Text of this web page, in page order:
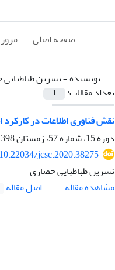
صفحه اصلی مرور
نویسنده =نسرین
تعداد مقالات:
1
نقش فناوری اطلاعات در کارکرد
دوره 15، شماره 57، زمستان 1398، صفحه
10.22034/jcsc.2020.38275
نسرین طباطبایی حصاری
مشاهده مقاله
اصل مقاله